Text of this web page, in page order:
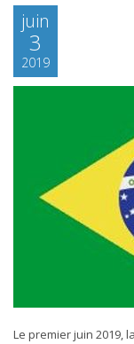
juin
3
2019
Le premier juin 2019,